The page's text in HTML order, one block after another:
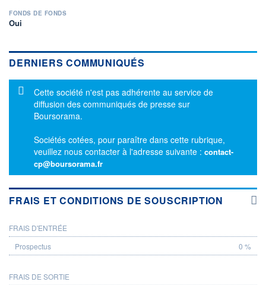
FONDS DE FONDS
Oui
DERNIERS COMMUNIQUÉS
Message d'information
Cette société n'est pas adhérente au service de
diffusion des communiqués de presse sur
Boursorama.
Sociétés cotées, pour paraître dans cette rubrique,
veuillez nous contacter à l'adresse suivante : contact-
cp@boursorama.fr
FRAIS ET CONDITIONS DE SOUSCRIPTION
PROSPECTUS
FRAIS D'ENTRÉE
0 %
FRAIS DE SORTIE